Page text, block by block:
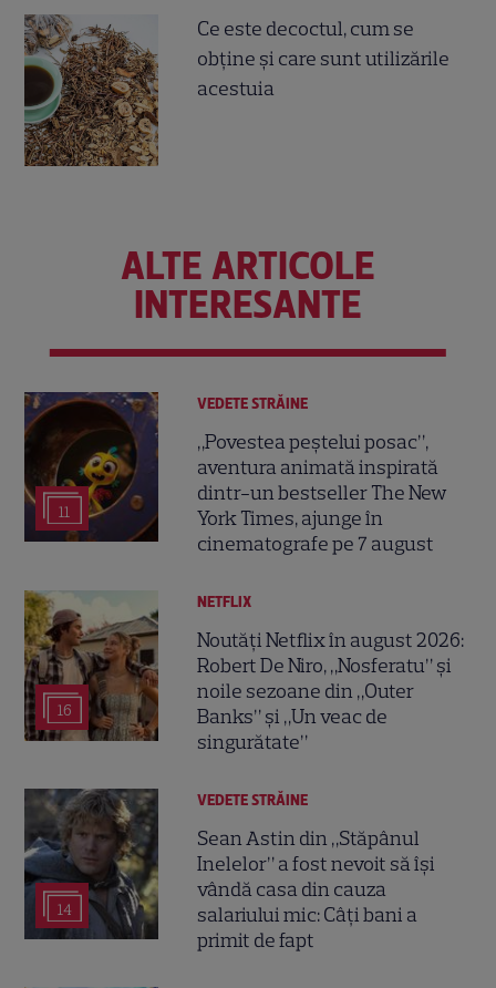
Ce este decoctul, cum se
obţine şi care sunt utilizările
acestuia
ALTE ARTICOLE
INTERESANTE
11
VEDETE STRĂINE
„Povestea peștelui posac”,
aventura animată inspirată
dintr-un bestseller The New
York Times, ajunge în
cinematografe pe 7 august
16
NETFLIX
Noutăți Netflix în august 2026:
Robert De Niro, „Nosferatu” și
noile sezoane din „Outer
Banks” și „Un veac de
singurătate”
14
VEDETE STRĂINE
Sean Astin din „Stăpânul
Inelelor” a fost nevoit să își
vândă casa din cauza
salariului mic: Câți bani a
primit de fapt